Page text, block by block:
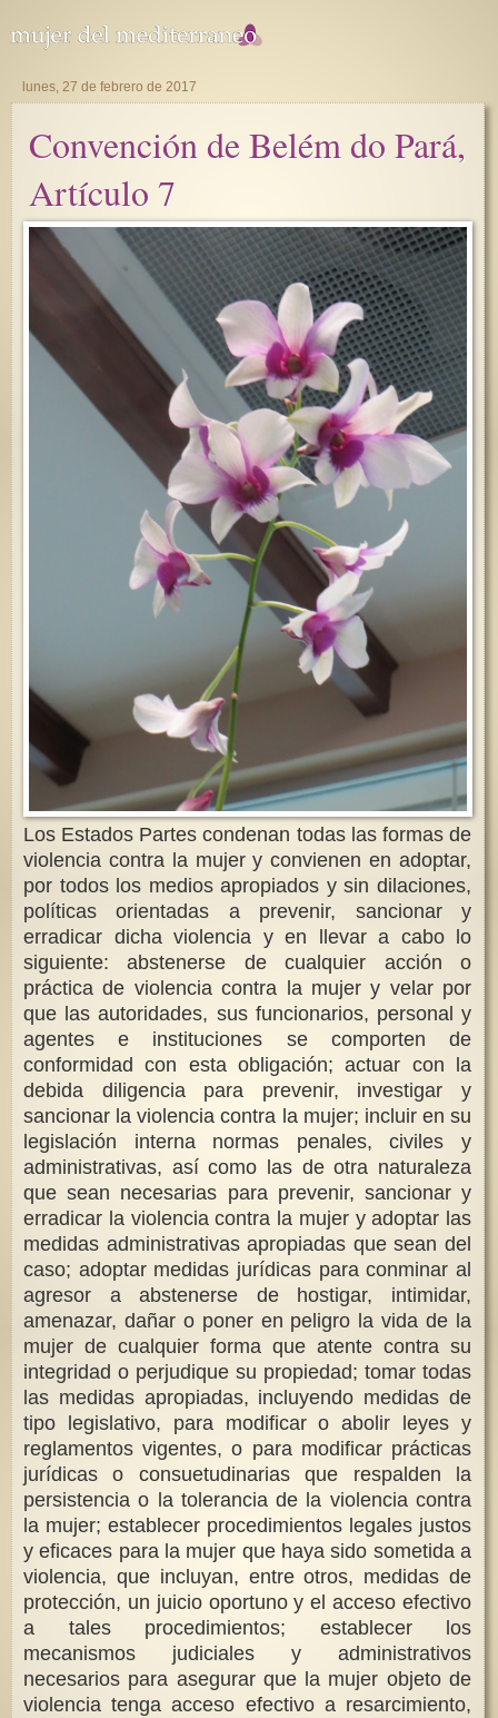
lunes, 27 de febrero de 2017
Convención de Belém do Pará,
Artículo 7
Los Estados Partes condenan todas las formas de
violencia contra la mujer y convienen en adoptar,
por todos los medios apropiados y sin dilaciones,
políticas orientadas a prevenir, sancionar y
erradicar dicha violencia y en llevar a cabo lo
siguiente: abstenerse de cualquier acción o
práctica de violencia contra la mujer y velar por
que las autoridades, sus funcionarios, personal y
agentes e instituciones se comporten de
conformidad con esta obligación; actuar con la
debida diligencia para prevenir, investigar y
sancionar la violencia contra la mujer; incluir en su
legislación interna normas penales, civiles y
administrativas, así como las de otra naturaleza
que sean necesarias para prevenir, sancionar y
erradicar la violencia contra la mujer y adoptar las
medidas administrativas apropiadas que sean del
caso; adoptar medidas jurídicas para conminar al
agresor a abstenerse de hostigar, intimidar,
amenazar, dañar o poner en peligro la vida de la
mujer de cualquier forma que atente contra su
integridad o perjudique su propiedad; tomar todas
las medidas apropiadas, incluyendo medidas de
tipo legislativo, para modificar o abolir leyes y
reglamentos vigentes, o para modificar prácticas
jurídicas o consuetudinarias que respalden la
persistencia o la tolerancia de la violencia contra
la mujer; establecer procedimientos legales justos
y eficaces para la mujer que haya sido sometida a
violencia, que incluyan, entre otros, medidas de
protección, un juicio oportuno y el acceso efectivo
a tales procedimientos; establecer los
mecanismos judiciales y administrativos
necesarios para asegurar que la mujer objeto de
violencia tenga acceso efectivo a resarcimiento,